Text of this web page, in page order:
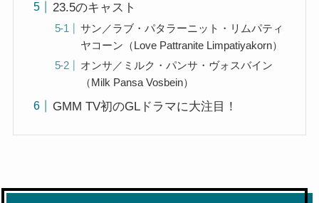
23.5のキャスト
サン／ラブ・パタラーニット・リムパティ
ヤコーン（Love Pattranite Limpatiyakorn）
オンサ／ミルク・パンサ・ヴォスバイン
（Milk Pansa Vosbein）
GMM TV初のGLドラマに大注目！